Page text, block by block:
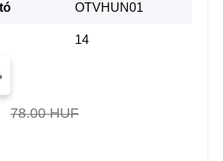
OTVHUN01
14
78.00 HUF